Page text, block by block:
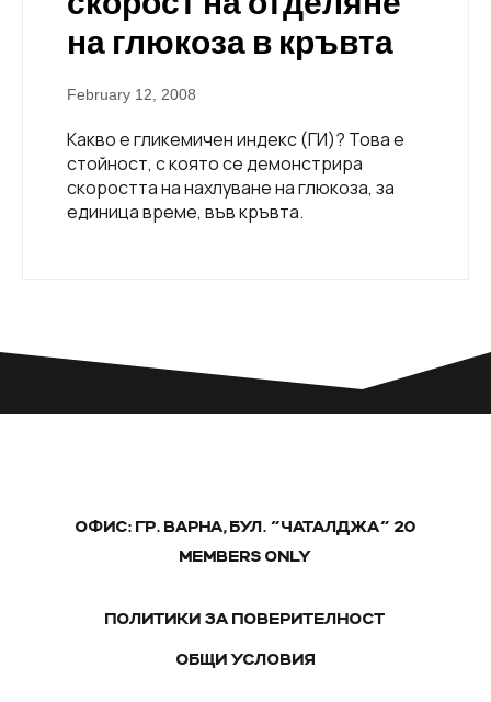
на глюкоза в кръвта
February 12, 2008
Какво е гликемичен индекс (ГИ)? Това е
стойност, с която се демонстрира
скоростта на нахлуване на глюкоза, за
единица време, във кръвта.
ОФИС: ГР. ВАРНА, БУЛ. "ЧАТАЛДЖА" 20
MEMBERS ONLY
ПОЛИТИКИ ЗА ПОВЕРИТЕЛНОСТ
ОБЩИ УСЛОВИЯ